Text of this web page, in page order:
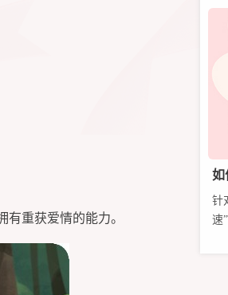
重获爱情的能力。
如
针
速